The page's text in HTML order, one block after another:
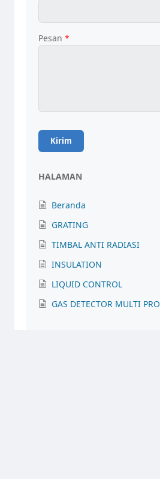
Pesan *
HALAMAN
Beranda
GRATING
TIMBAL ANTI RADIASI
INSULATION
LIQUID CONTROL
GAS DETECTOR MULTI PRO